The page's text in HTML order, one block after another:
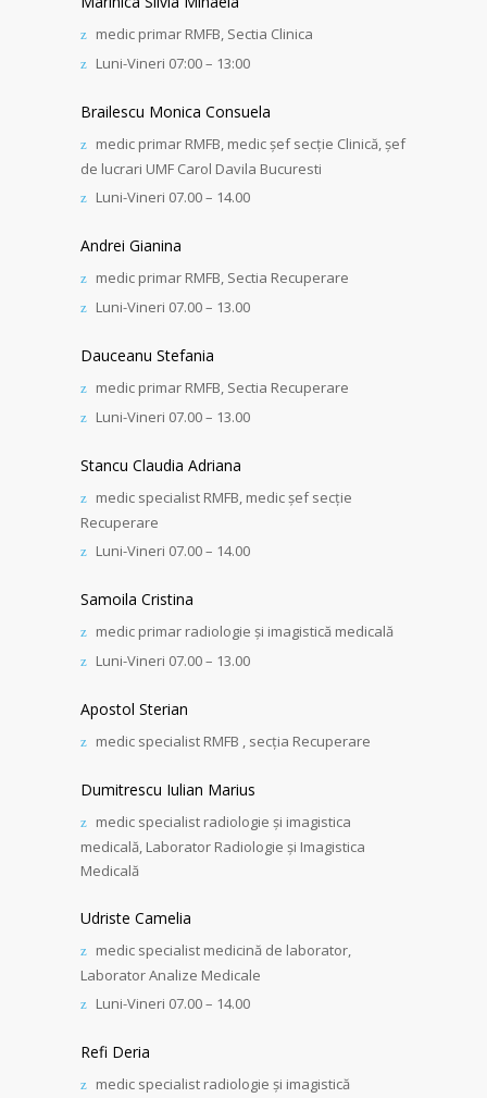
medic primar RMFB, Sectia Clinica
Luni-Vineri 07:00 – 13:00
Brailescu Monica Consuela
medic primar RMFB, medic șef secție Clinică, șef
de lucrari UMF Carol Davila Bucuresti
Luni-Vineri 07.00 – 14.00
Andrei Gianina
medic primar RMFB, Sectia Recuperare
Luni-Vineri 07.00 – 13.00
Dauceanu Stefania
medic primar RMFB, Sectia Recuperare
Luni-Vineri 07.00 – 13.00
Stancu Claudia Adriana
medic specialist RMFB, medic șef secție
Recuperare
Luni-Vineri 07.00 – 14.00
Samoila Cristina
medic primar radiologie și imagistică medicală
Luni-Vineri 07.00 – 13.00
Apostol Sterian
medic specialist RMFB , secția Recuperare
Dumitrescu Iulian Marius
medic specialist radiologie și imagistica
medicală, Laborator Radiologie și Imagistica
Medicală
Udriste Camelia
medic specialist medicină de laborator,
Laborator Analize Medicale
Luni-Vineri 07.00 – 14.00
Refi Deria
medic specialist radiologie și imagistică